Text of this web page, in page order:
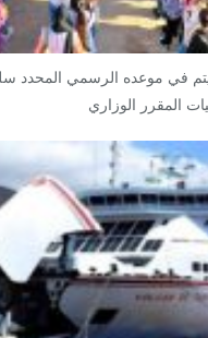
في موعده الرسمي المحدد
المقرر الوزاري